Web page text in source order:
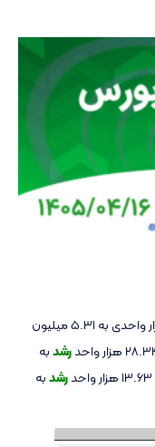
124.26 هزار واحدی به 5.31 میلیون
رشدبه
رشدبه